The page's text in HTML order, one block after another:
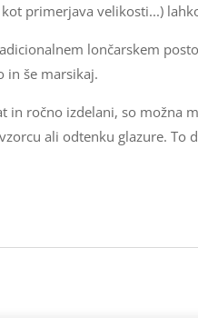
primerjava velikosti...)
lončarskem
in še marsikaj.
in ročno izdelani, so možna
ali odtenku glazure.